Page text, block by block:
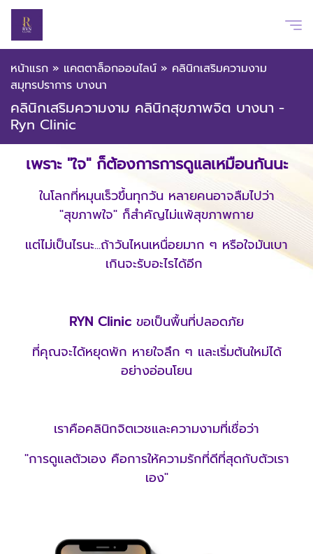
หน้าแรก » แคตตาล็อกออนไลน์ » คลินิกเสริมความงาม
สมุทรปราการ บางนา
คลินิกเสริมความงาม คลินิกสุขภาพจิต บางนา -
Ryn Clinic
เพราะ "ใจ" ก็ต้องการการดูแลเหมือนกันนะ
ในโลกที่หมุนเร็วขึ้นทุกวัน หลายคนอาจลืมไปว่า
"สุขภาพใจ" ก็สำคัญไม่แพ้สุขภาพกาย
แต่ไม่เป็นไรนะ...ถ้าวันไหนเหนื่อยมาก ๆ หรือใจมันเบา
เกินจะรับอะไรได้อีก
RYN Clinic ขอเป็นพื้นที่ปลอดภัย
ที่คุณจะได้หยุดพัก หายใจลึก ๆ และเริ่มต้นใหม่ได้
อย่างอ่อนโยน
เราคือคลินิกจิตเวชและความงามที่เชื่อว่า
"การดูแลตัวเอง คือการให้ความรักที่ดีที่สุดกับตัวเรา
เอง"